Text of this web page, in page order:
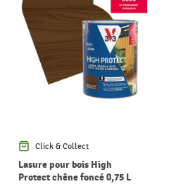
Click & Collect
Lasure pour bois High
Protect chêne foncé 0,75 L